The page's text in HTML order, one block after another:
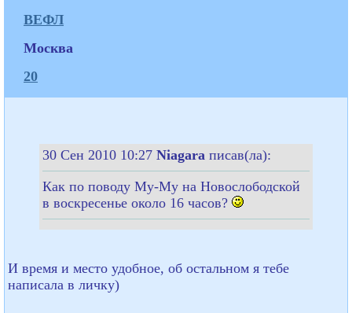
ВЕФЛ
Москва
20
30 Сен 2010 10:27 Niagara писав(ла):
Как по поводу Му-Му на Новослободской
в воскресенье около 16 часов?
И время и место удобное, об остальном я тебе
написала в личку)